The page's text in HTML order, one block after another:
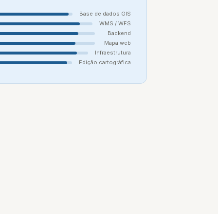
Base de dados GIS
WMS / WFS
Backend
Mapa web
Infraestrutura
Edição cartográfica